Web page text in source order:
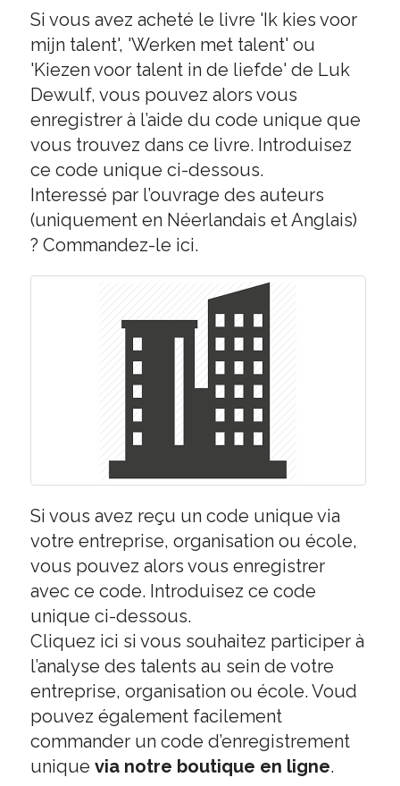
Si vous avez acheté le livre 'Ik kies voor
mijn talent', 'Werken met talent' ou
'Kiezen voor talent in de liefde' de Luk
Dewulf, vous pouvez alors vous
enregistrer à l’aide du code unique que
vous trouvez dans ce livre. Introduisez
ce code unique ci-dessous.
Interessé par l’ouvrage des auteurs
(uniquement en Néerlandais et Anglais)
? Commandez-le ici.
Si vous avez reçu un code unique via
votre entreprise, organisation ou école,
vous pouvez alors vous enregistrer
avec ce code. Introduisez ce code
unique ci-dessous.
Cliquez ici si vous souhaitez participer à
l’analyse des talents au sein de votre
entreprise, organisation ou école. Voud
pouvez également facilement
commander un code d’enregistrement
unique via notre boutique en ligne.